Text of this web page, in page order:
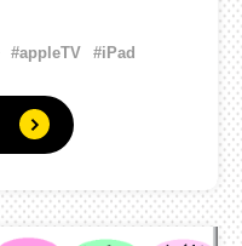
#appleTV #iPad